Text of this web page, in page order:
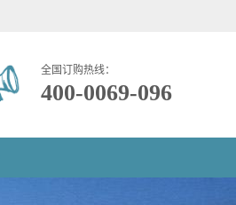
全国订购热线：
400-0069-096